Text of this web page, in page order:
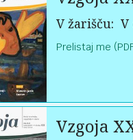
V žarišču: V
Prelistaj me
Vzgoja